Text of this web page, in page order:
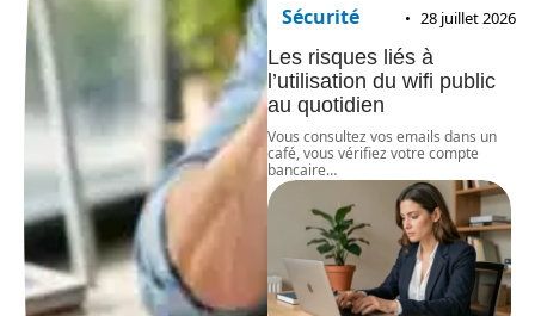
Sécurité 28 juillet 2026
Les risques liés à
l’utilisation du wifi public
au quotidien
Vous consultez vos emails dans un
café, vous vérifiez votre compte
bancaire…